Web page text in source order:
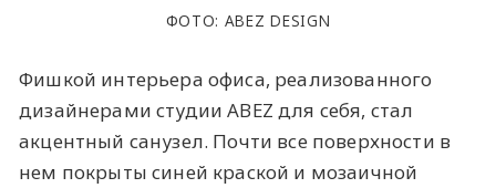
ФОТО: ABEZ DESIGN
Фишкой интерьера офиса, реализованного
дизайнерами студии ABEZ для себя, стал
акцентный санузел. Почти все поверхности в
нем покрыты синей краской и мозаичной